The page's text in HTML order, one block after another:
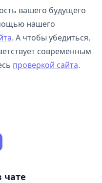
вашего будущего
нашего
. А чтобы убедиться,
современным
проверкой сайта.
чате